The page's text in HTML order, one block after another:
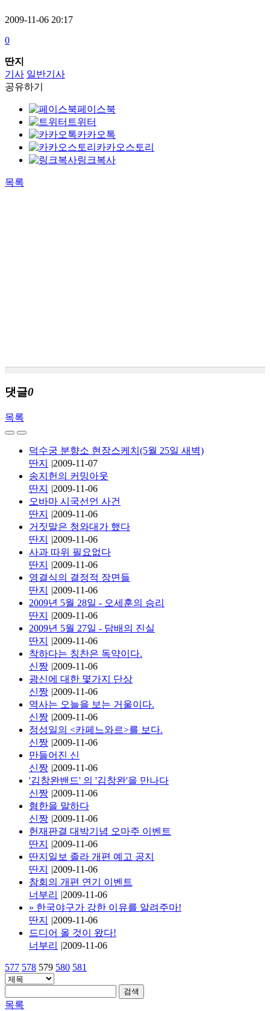
2009-11-06 20:17
0
딴지
기사 일반기사
공유하기
페이스북
트위터
카카오톡
카카오스토리
링크복사
목록
댓글0
목록
덕수궁 분향소 현장스케치(5월 25일 새벽)
딴지
|2009-11-07
송지헌의 커밍아웃
딴지
|2009-11-06
오바마 시국선언 사건
딴지
|2009-11-06
거짓말은 청와대가 했다
딴지
|2009-11-06
사과 따위 필요없다
딴지
|2009-11-06
영결식의 결정적 장면들
딴지
|2009-11-06
2009년 5월 28일 - 오세훈의 승리
딴지
|2009-11-06
2009년 5월 27일 - 담배의 진실
딴지
|2009-11-06
착하다는 칭찬은 독약이다.
신짱 |2009-11-06
광신에 대한 몇가지 단상
신짱 |2009-11-06
역사는 오늘을 보는 거울이다.
신짱 |2009-11-06
정성일의 <카페느와르>를 보다.
신짱 |2009-11-06
만들어진 신
신짱 |2009-11-06
'김창완밴드' 의 '김창완'을 만나다
신짱 |2009-11-06
혐한을 말하다
신짱 |2009-11-06
헌재판결 대박기념 오마주 이벤트
딴지
|2009-11-06
딴지일보 졸라 개편 예고 공지
딴지
|2009-11-06
참회의 개편 연기 이벤트
너부리
|2009-11-06
» 한국야구가 강한 이유를 알려주마!
딴지
|2009-11-06
드디어 올 것이 왔다!
너부리
|2009-11-06
577 578 579 580 581
검색
목록